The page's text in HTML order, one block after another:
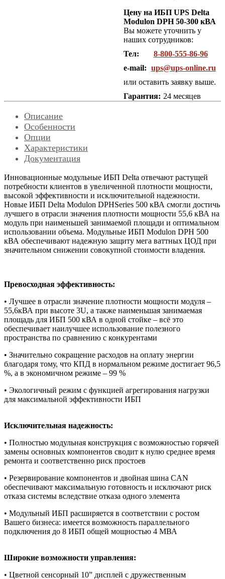
Цену на ИБП UPS Delta
Modulon DPH 50-300 кВА
Вы можете уточнить у
наших сотрудников:
Тел:
8-800-555-86-96
e-mail: ups@ups-online.ru
или оставить заявку выше.
Гарантия: 24 месяцев
Описание
Особенности
Опции
Характеристики
Документация
Инновационные модульные ИБП Delta отвечают растущей
потребности клиентов в увеличенной плотности мощности,
высокой эффективности и исключительной надежности.
Новые ИБП Delta Modulon DPHSeries 500 кВА смогли достичь
лучшего в отрасли значения плотности мощности 55,6 кВА на
модуль при наименьшей занимаемой площади и оптимальном
использовании объема. Модульные ИБП Modulon DPH 500
кВА обеспечивают надежную защиту мега ваттных ЦОД при
значительном снижении совокупной стоимости владения.
Превосходная эффективность:
• Лучшее в отрасли значение плотности мощности модуля –
55,6кВА при высоте 3U, а также наименьшая занимаемая
площадь для ИБП 500 кВА в одной стойке – всё это
обеспечивает наилучшее использование полезного
пространства по сравнению с конкурентами
• Значительно сокращение расходов на оплату энергии
благодаря тому, что КПД в нормальном режиме достигает 96,5
%, а в экономичном режиме – 99 %
• Экологичный режим с функцией агрегирования нагрузки
для максимальной эффективности ИБП
Исключительная надежность:
• Полностью модульная конструкция с возможностью горячей
замены основных компонентов сводит к нулю среднее время
ремонта и соответственно риск простоев
• Резервирование компонентов и двойная шина CAN
обеспечивают максимальную готовность и исключают риск
отказа системы вследствие отказа одного элемента
• Модульный ИБП расширяется в соответствии с ростом
Вашего бизнеса: имеется возможность параллельного
подключения до 8 ИБП общей мощностью 4 МВА
Широкие возможности управления:
• Цветной сенсорный 10” дисплей с дружественным